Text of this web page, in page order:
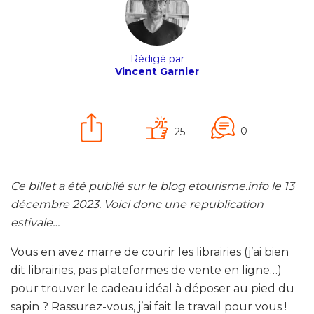
Rédigé par
Vincent Garnier
25 0
Ce billet a été publié sur le blog etourisme.info le 13
décembre 2023. Voici donc une republication
estivale…
Vous en avez marre de courir les librairies (j’ai bien
dit librairies, pas plateformes de vente en ligne…)
pour trouver le cadeau idéal à déposer au pied du
sapin ? Rassurez-vous, j’ai fait le travail pour vous !